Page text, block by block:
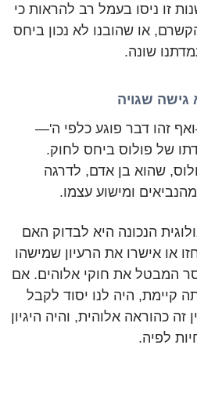
זו ניסו בעמל רב להראות כי
או שהובנו לא נכון ביחס
שונה.
גישה שגויה
זהו דבר פוגע כלפי ה'—
של פולוס ביחס לחוק.
שהוא בן אדם, לדרגה
ומישוע עצמו.
הנכונה היא לבדוק האם
או אישרו את הרעיון שמישהו
המבטל את חוקי אלוהים. אם
קיימת, היה לנו יסוד לקבל
זה כהוראה אלוהית, והיה היגיון
לפיה.